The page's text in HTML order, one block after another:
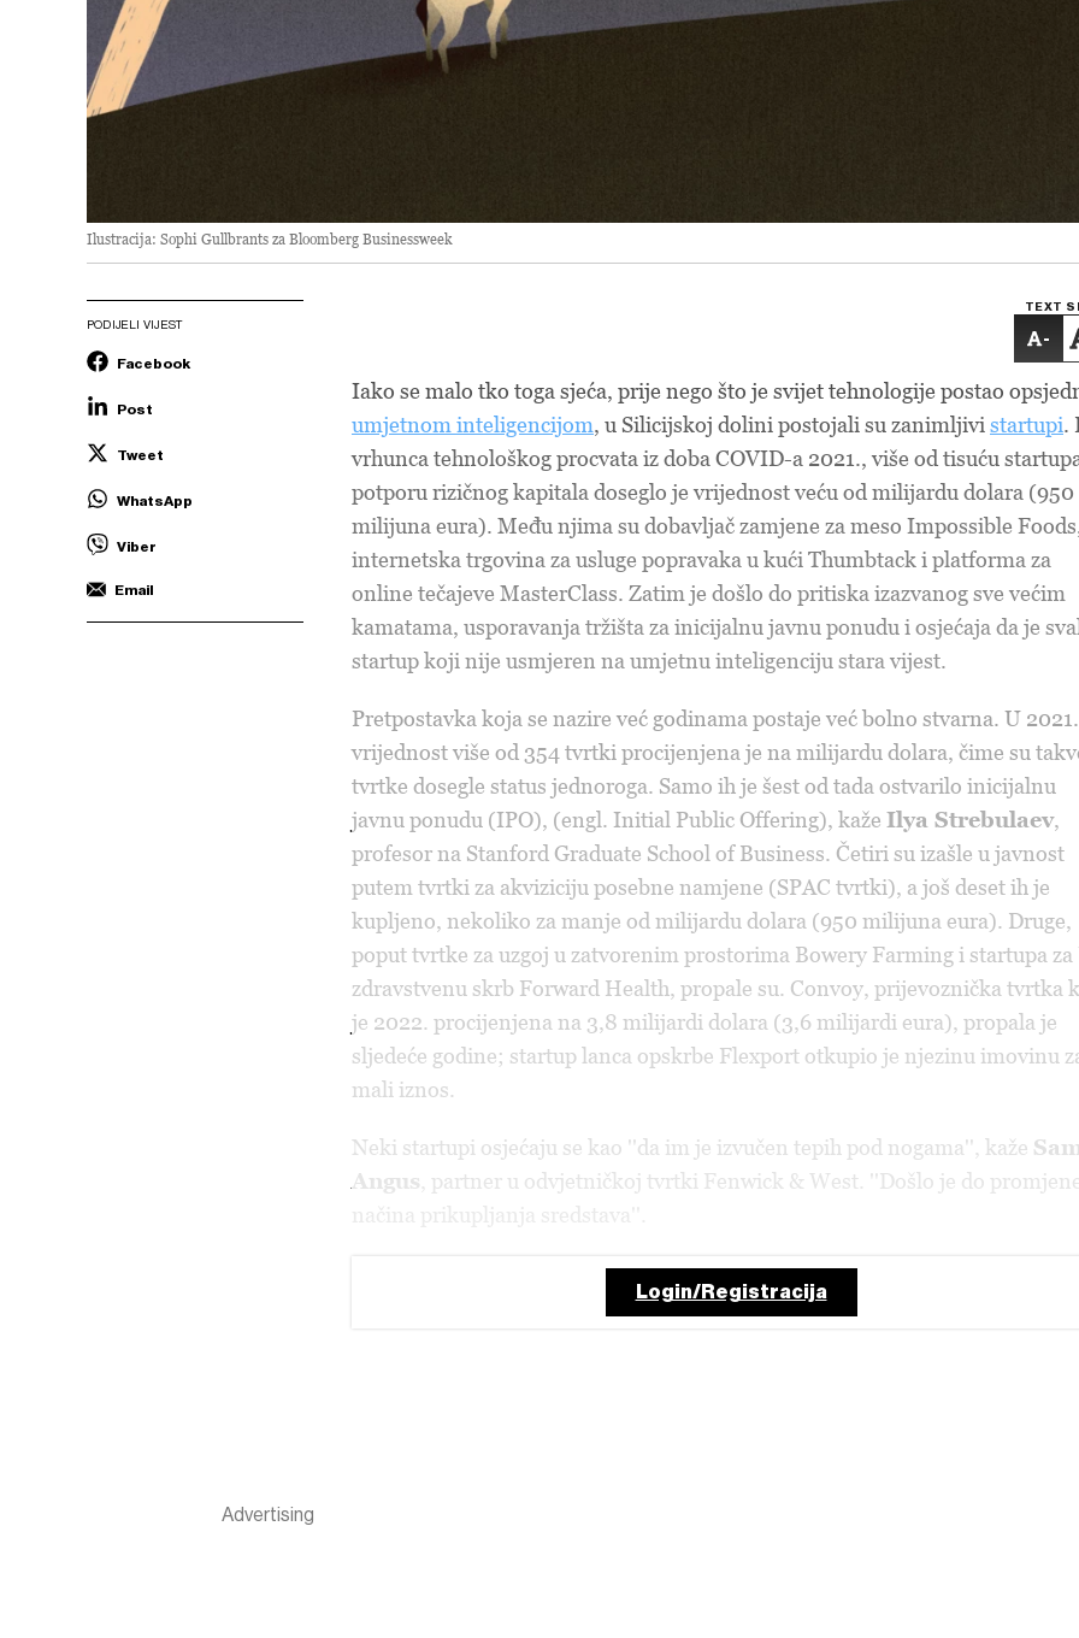
Ilustracija: Sophi Gullbrants za Bloomberg Businessweek
PODIJELI VIJEST
Facebook
Post
Tweet
WhatsApp
Viber
Email
TEXT
-
Iako se malo tko toga sjeća, prije nego što je svijet tehnologije postao
umjetnom inteligencijom, u Silicijskoj dolini postojali su zanimljivi startupi.
vrhunca tehnološkog procvata iz doba COVID-a 2021., više od tisuću
potporu rizičnog kapitala doseglo je vrijednost veću od milijardu dolara (950
milijuna eura). Među njima su dobavljač zamjene za meso Impossible
internetska trgovina za usluge popravaka u kući Thumbtack i platforma za
online tečajeve MasterClass. Zatim je došlo do pritiska izazvanog sve većim
kamatama, usporavanja tržišta za inicijalnu javnu ponudu i osjećaja da je
startup koji nije usmjeren na umjetnu inteligenciju stara vijest.
Pretpostavka koja se nazire već godinama postaje već bolno stvarna. U 2021.
vrijednost više od 354 tvrtki procijenjena je na milijardu dolara, čime su
tvrtke dosegle status jednoroga. Samo ih je šest od tada ostvarilo inicijalnu
javnu ponudu (IPO), (engl. Initial Public Offering), kaže Ilya Strebulaev,
profesor na Stanford Graduate School of Business. Četiri su izašle u javnost
putem tvrtki za akviziciju posebne namjene (SPAC tvrtki), a još deset ih je
kupljeno, nekoliko za manje od milijardu dolara (950 milijuna eura). Druge,
poput tvrtke za uzgoj u zatvorenim prostorima Bowery Farming i startupa
zdravstvenu skrb Forward Health, propale su. Convoy, prijevoznička tvrtka
je 2022. procijenjena na 3,8 milijardi dolara (3,6 milijardi eura), propala je
sljedeće godine; startup lanca opskrbe Flexport otkupio je njezinu imovinu
mali iznos.
Neki startupi osjećaju se kao ''da im je izvučen tepih pod nogama'', kaže
Angus, partner u odvjetničkoj tvrtki Fenwick & West. ''Došlo je do
Login/Registracija